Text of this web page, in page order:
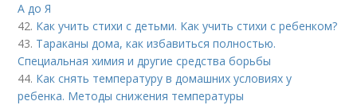
А до Я
42. Как учить стихи с детьми. Как учить стихи с ребенком?
43. Тараканы дома, как избавиться полностью.
Специальная химия и другие средства борьбы
44. Как снять температуру в домашних условиях у
ребенка. Методы снижения температуры